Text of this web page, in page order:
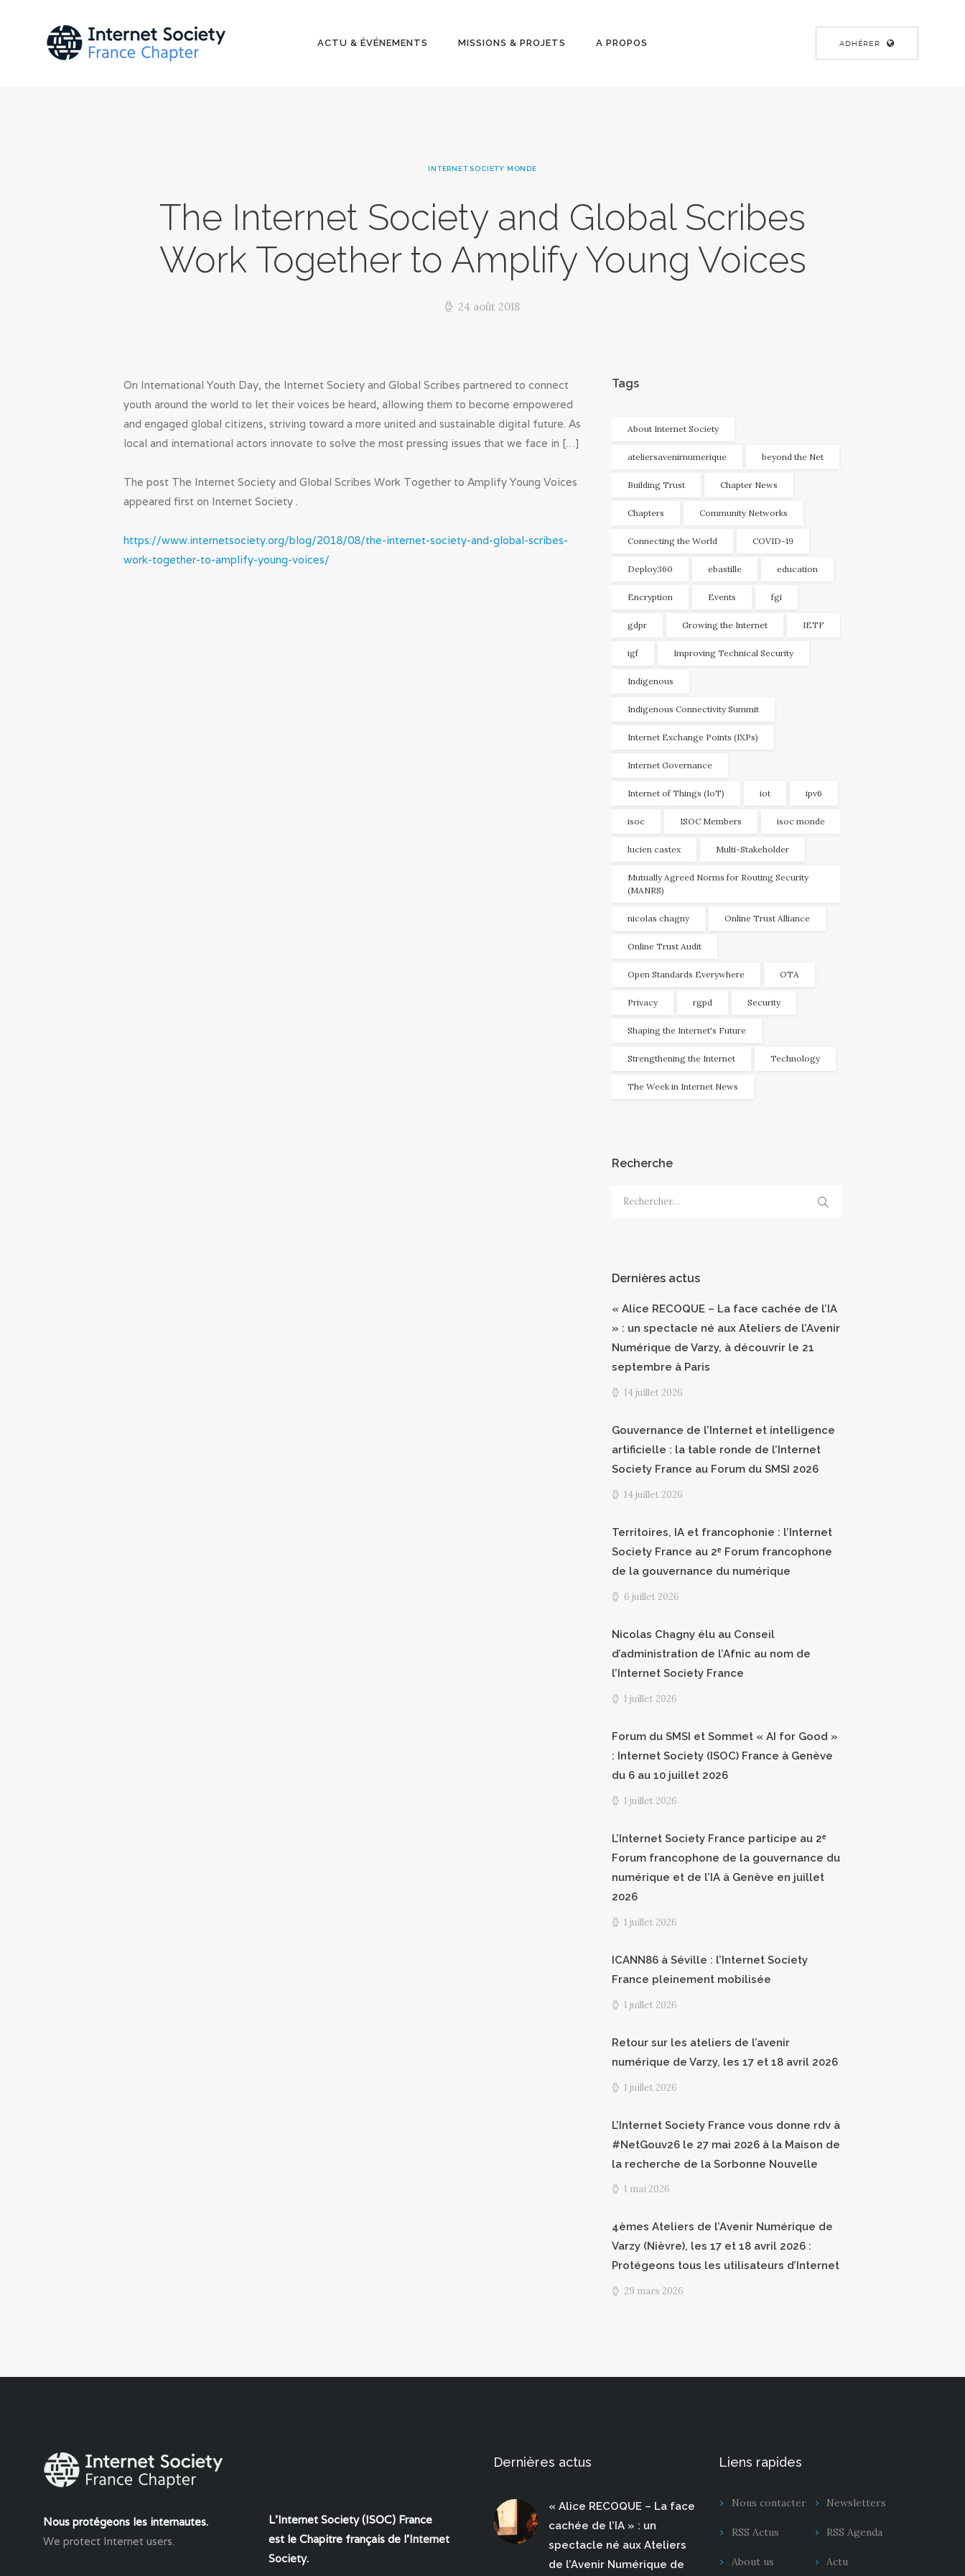
ACTU & ÉVÉNEMENTS MISSIONS & PROJETS A PROPOS ADHÉRER
INTERNET SOCIETY MONDE
The Internet Society and Global Scribes
Work Together to Amplify Young Voices
24 août 2018
ÉVÉNEMENT
On International Youth Day, the Internet Society and Global Scribes partnered to connect
youth around the world to let their voices be heard, allowing them to become empowered
and engaged global citizens, striving toward a more united and sustainable digital future. As
local and international actors innovate to solve the most pressing issues that we face in […]
The post The Internet Society and Global Scribes Work Together to Amplify Young Voices
appeared first on Internet Society .
https://www.internetsociety.org/blog/2018/08/the-internet-society-and-global-scribes-
work-together-to-amplify-young-voices/
Tags
About Internet Society
ateliersavenirnumerique beyond the Net
Building Trust Chapter News
Chapters Community Networks
Connecting the World COVID-19
Deploy360 ebastille education
Encryption Events fgi
gdpr Growing the Internet IETF
igf Improving Technical Security
Indigenous
Indigenous Connectivity Summit
Internet Exchange Points (IXPs)
Internet Governance
Internet of Things (IoT) iot ipv6
isoc ISOC Members isoc monde
lucien castex Multi-Stakeholder
Mutually Agreed Norms for Routing Security
(MANRS)
nicolas chagny Online Trust Alliance
Online Trust Audit
Open Standards Everywhere OTA
Privacy rgpd Security
Shaping the Internet's Future
Strengthening the Internet Technology
The Week in Internet News
Recherche
Rechercher :
Dernières actus
« Alice RECOQUE – La face cachée de l’IA
» : un spectacle né aux Ateliers de l’Avenir
Numérique de Varzy, à découvrir le 21
septembre à Paris
14 juillet 2026
Gouvernance de l’Internet et intelligence
artificielle : la table ronde de l’Internet
Society France au Forum du SMSI 2026
14 juillet 2026
Territoires, IA et francophonie : l’Internet
Society France au 2ᵉ Forum francophone
de la gouvernance du numérique
6 juillet 2026
Nicolas Chagny élu au Conseil
d’administration de l’Afnic au nom de
l’Internet Society France
1 juillet 2026
Forum du SMSI et Sommet « AI for Good »
: Internet Society (ISOC) France à Genève
du 6 au 10 juillet 2026
1 juillet 2026
L’Internet Society France participe au 2ᵉ
Forum francophone de la gouvernance du
numérique et de l’IA à Genève en juillet
2026
1 juillet 2026
ICANN86 à Séville : l’Internet Society
France pleinement mobilisée
1 juillet 2026
Retour sur les ateliers de l’avenir
numérique de Varzy, les 17 et 18 avril 2026
1 juillet 2026
L’Internet Society France vous donne rdv à
#NetGouv26 le 27 mai 2026 à la Maison de
la recherche de la Sorbonne Nouvelle
1 mai 2026
4èmes Ateliers de l’Avenir Numérique de
Varzy (Nièvre), les 17 et 18 avril 2026 :
Protégeons tous les utilisateurs d’Internet
29 mars 2026
Nous protégeons les internautes.
We protect Internet users.
L'Internet Society (ISOC) France
est le Chapitre français de l'Internet
Society.
Dernières actus
« Alice RECOQUE – La face
cachée de l’IA » : un
spectacle né aux Ateliers
de l’Avenir Numérique de
Liens rapides
Nous contacter Newsletters
RSS Actus RSS Agenda
About us Actu